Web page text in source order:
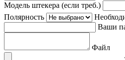
Модель штекера (если треб.)
Полярность
Ваши
Файл